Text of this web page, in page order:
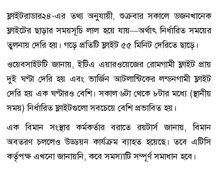
ফ্লাইটরাডার২৪-এর তথ্য অনুযায়ী, শুক্রবার সকালে ডজনখানেক
ফ্লাইটের ছাড়ার সময়সূচি লাল হয়ে যায়—অর্থাৎ নির্ধারিত সময়ের
তুলনায় দেরি হয়। গড়ে প্রতিটি ফ্লাইট ৫৫ মিনিট দেরিতে ছাড়ে।
ওয়েবসাইটটি জানায়, ইটিএ এয়ারওয়েজের রোমগামী ফ্লাইট প্রায়
দুই ঘণ্টা দেরি হয় এবং ভার্জিন আটলান্টিকের লন্ডনগামী ফ্লাইট
দেরি হয় এক ঘণ্টারও বেশি। সকাল ৬টা থেকে ৮টার মধ্যে (স্থানীয়
সময়) নির্ধারিত ফ্লাইটগুলো সবচেয়ে বেশি প্রভাবিত হয়।
এক বিমান সংস্থার কর্মকর্তার বরাতে রয়টার্স জানায়, বিমান
অবতরণ চললেও উড্ডয়ন কার্যক্রম ব্যাহত হয়েছে। তবে এটিসি
কর্তৃপক্ষ এখনো জানায়নি, কবে সমস্যাটি সম্পূর্ণ সমাধান হবে।